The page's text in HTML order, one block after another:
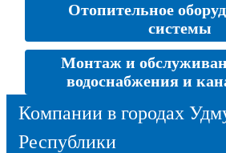
Отопительное
системы
Монтаж и
водоснабжения и
Компании в городах
Республики